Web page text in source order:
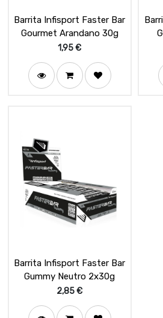
Barrita Infisport Faster Bar
Gourmet Arandano 30g
1,95€
Barrita Infisport Faster Bar
Gummy Neutro 2x30g
2,85€